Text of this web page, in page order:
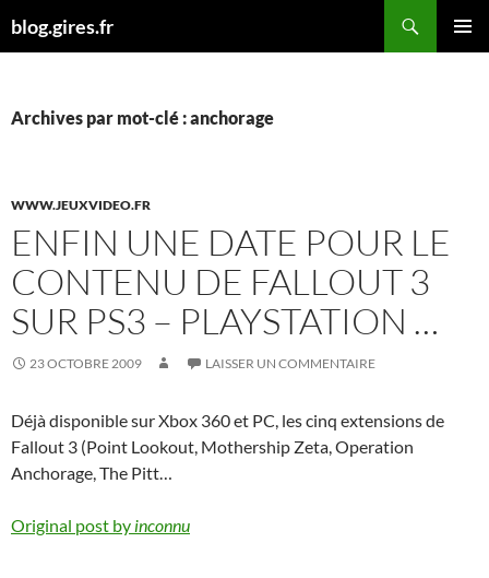
aublog.gires.fr
Archives par mot-clé : anchorage
WWW.JEUXVIDEO.FR
ENFIN UNE DATE POUR LE
CONTENU DE FALLOUT 3
SUR PS3 – PLAYSTATION …
23 OCTOBRE 2009 LAISSER UN COMMENTAIRE
Déjà disponible sur Xbox 360 et PC, les cinq extensions de
Fallout 3 (Point Lookout, Mothership Zeta, Operation
Anchorage, The Pitt…
Original post by inconnu